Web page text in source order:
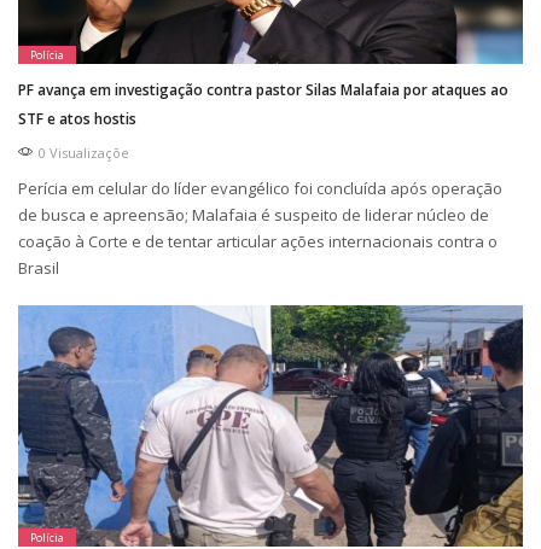
Polícia
PF avança em investigação contra pastor Silas Malafaia por ataques ao
STF e atos hostis
0 Visualizaçõe
Perícia em celular do líder evangélico foi concluída após operação
de busca e apreensão; Malafaia é suspeito de liderar núcleo de
coação à Corte e de tentar articular ações internacionais contra o
Brasil
Polícia